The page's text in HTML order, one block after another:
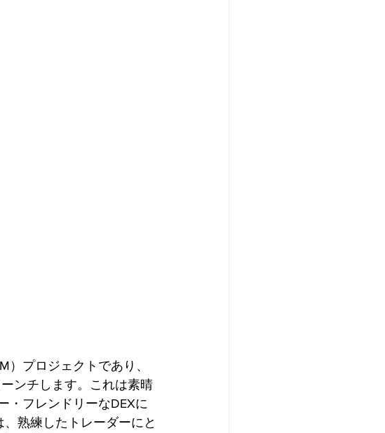
）プロジェクトであり、
ンチします。これは素晴
・フレンドリーなDEXに
熟練したトレーダーにと